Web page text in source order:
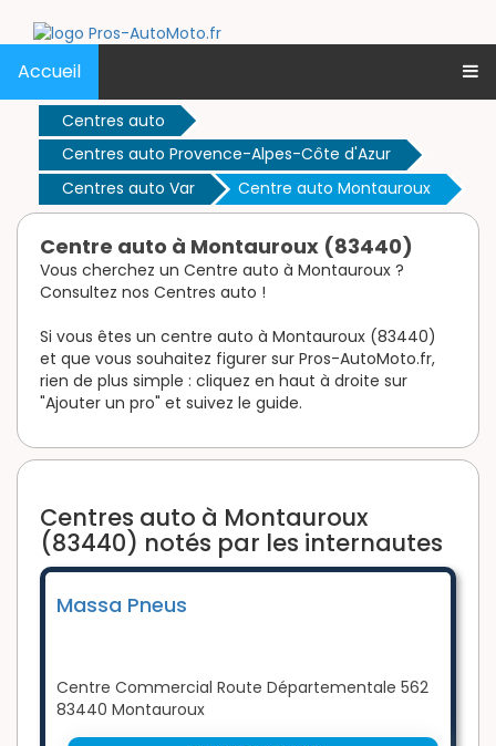
Accueil
Centres auto
Centres auto Provence-Alpes-Côte d'Azur
Centres auto Var
Centre auto Montauroux
Centre auto à Montauroux (83440)
Vous cherchez un Centre auto à Montauroux ?
Consultez nos Centres auto !
Si vous êtes un centre auto à Montauroux (83440)
et que vous souhaitez figurer sur Pros-AutoMoto.fr,
rien de plus simple : cliquez en haut à droite sur
"Ajouter un pro" et suivez le guide.
Centres auto à Montauroux
(83440) notés par les internautes
Massa Pneus
Centre Commercial Route Départementale 562
83440 Montauroux